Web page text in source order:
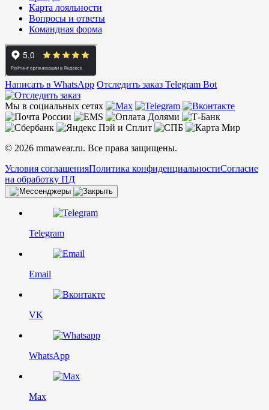
Карта лояльности
Вопросы и ответы
Командная форма
Написать в WhatsApp Отследить заказ Telegram Bot
Мы в социальных сетях
© 2026 mmawear.ru. Все права защищены.
Условия соглашенияПолитика конфиденциальностиСогласие
на обработку ПД
Telegram
Email
VK
WhatsApp
Max